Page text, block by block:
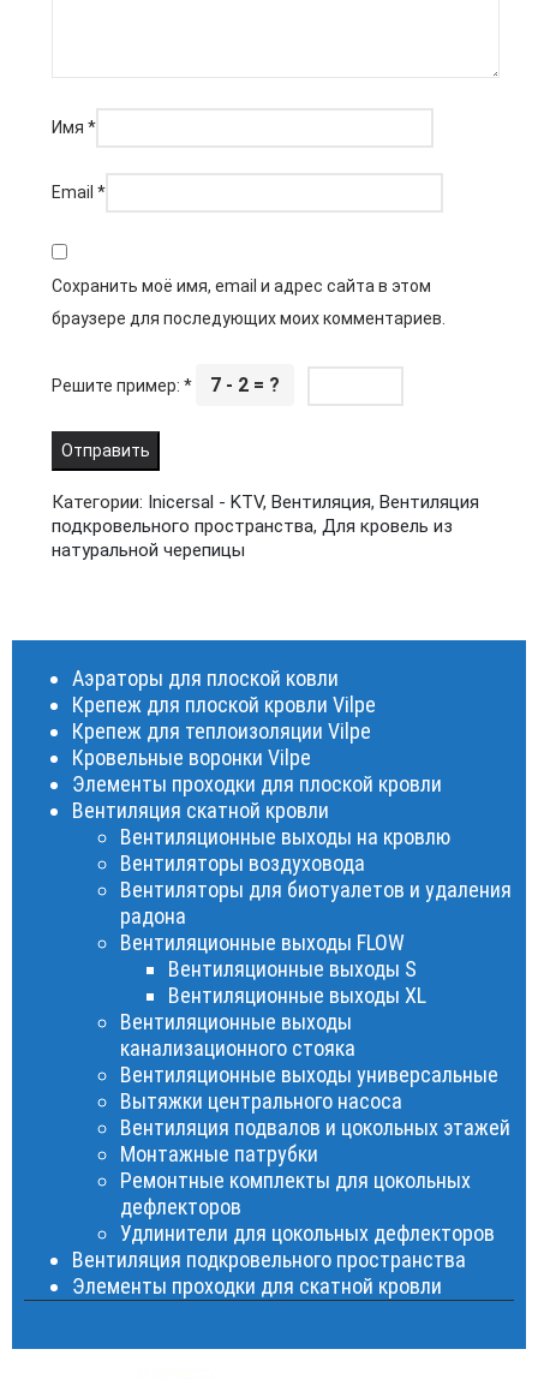
Имя *
Email *
Сохранить моё имя, email и адрес сайта в этом
браузере для последующих моих комментариев.
Решите пример: * 7 - 2 = ?
Категории: Inicersal - KTV, Вентиляция, Вентиляция
подкровельного пространства, Для кровель из
натуральной черепицы
Аэраторы для плоской ковли
Крепеж для плоской кровли Vilpe
Крепеж для теплоизоляции Vilpe
Кровельные воронки Vilpe
Элементы проходки для плоской кровли
Вентиляция скатной кровли
Вентиляционные выходы на кровлю
Вентиляторы воздуховода
Вентиляторы для биотуалетов и удаления
радона
Вентиляционные выходы FLOW
Вентиляционные выходы S
Вентиляционные выходы XL
Вентиляционные выходы
канализационного стояка
Вентиляционные выходы универсальные
Вытяжки центрального насоса
Вентиляция подвалов и цокольных этажей
Монтажные патрубки
Ремонтные комплекты для цокольных
дефлекторов
Удлинители для цокольных дефлекторов
Вентиляция подкровельного пространства
Элементы проходки для скатной кровли